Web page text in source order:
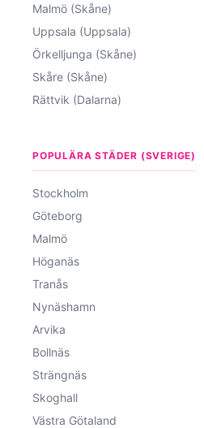
Malmö (Skåne)
Uppsala (Uppsala)
Örkelljunga (Skåne)
Skåre (Skåne)
Rättvik (Dalarna)
POPULÄRA STÄDER (SVERIGE)
Stockholm
Göteborg
Malmö
Höganäs
Tranås
Nynäshamn
Arvika
Bollnäs
Strängnäs
Skoghall
Västra Götaland